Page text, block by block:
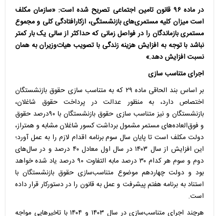
در ماده ۹۶ قانون تامین اجتماعی تصریح شده است: «سازمان مکلف
است میزان کلیه مستمری‌های بازنشستگی، ازکارافتادگی کلی و مجموع
مستمری بازماندگان را در فواصل زمانی که حداکثر از سالی یک بار کمتر
نباشد با توجه به افزایش هزینه زندگی با تصویب هیات‌وزیران به همان
نسبت افزایش دهد.»
اجرای متناسب سازی
بر اساس بند الحاقی ماده ۲۹ که به متناسب سازی حقوق بازنشستگان
اختصاص دارد، به منظور عدالت در پرداخت حقوق شاغلان،
بازنشستگان و نیز متناسب سازی حقوق بازنشستگان با ۹۰درصد حقوق
و فوق‌العاده‌های مستمر مشمول برداشت کسور شاغلان مشابه و همتراز،
دولت مکلف است تا پایان سال سوم برنامه اقدام لازم را به عمل آورد؛
این افزایش از سال ۱۴۰۳ در سال اول معادل ۴۰ درصد و در سال‌های
دوم و سوم هر کدام ۳۰ درصد مابه التفاوت ۹۰ درصد یاد شده خواهد
بود و دولت چهاردهم موضوع متناسب‌سازی حقوق بازنشستگان با
استناد به برنامه هفتم پیشرفت و عمل به قانون را در دستورکار قرار داده
است.
هرچند اجرای متناسب‌سازی در سال ۱۴۰۳ و ۱۴۰۴ با تاخیرهایی مواجه